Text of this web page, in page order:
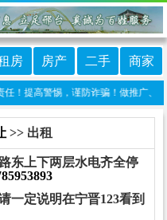
房 房产 二手 商家
提高警惕，谨防诈骗！做推广、做
>> 出租
东上下两层水电齐全停
一定说明在宁晋123看到